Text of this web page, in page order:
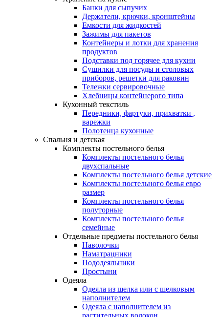
Банки для сыпучих
Держатели, крючки, кронштейны
Емкости для жидкостей
Зажимы для пакетов
Контейнеры и лотки для хранения
продуктов
Подставки под горячее для кухни
Сушилки для посуды и столовых
приборов, решетки для раковин
Тележки сервировочные
Хлебницы контейнерого типа
Кухонный текстиль
Передники, фартуки, прихватки ,
варежки
Полотенца кухонные
Спальня и детская
Комплекты постельного белья
Комплекты постельного белья
двухспальные
Комплекты постельного белья детские
Комплекты постельного белья евро
размер
Комплекты постельного белья
полуторные
Комплекты постельного белья
семейные
Отдельные предметы постельного белья
Наволочки
Наматрацники
Пододеяльники
Простыни
Одеяла
Одеяла из шелка или с шелковым
наполнителем
Одеяла с наполнителем из
растительных волокон